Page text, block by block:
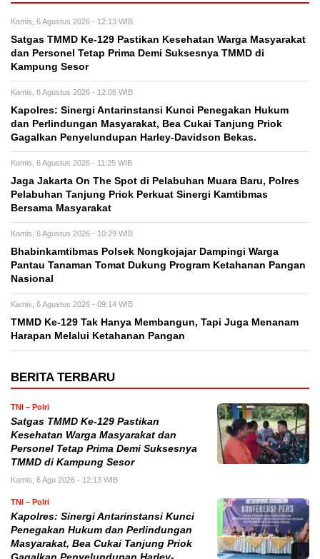
Kamis, 6 Agustus 2026 - 12:13 WIB
Satgas TMMD Ke-129 Pastikan Kesehatan Warga Masyarakat
dan Personel Tetap Prima Demi Suksesnya TMMD di
Kampung Sesor
Kamis, 6 Agustus 2026 - 12:06 WIB
Kapolres: Sinergi Antarinstansi Kunci Penegakan Hukum
dan Perlindungan Masyarakat, Bea Cukai Tanjung Priok
Gagalkan Penyelundupan Harley-Davidson Bekas.
Kamis, 6 Agustus 2026 - 11:25 WIB
Jaga Jakarta On The Spot di Pelabuhan Muara Baru, Polres
Pelabuhan Tanjung Priok Perkuat Sinergi Kamtibmas
Bersama Masyarakat
Kamis, 6 Agustus 2026 - 10:29 WIB
Bhabinkamtibmas Polsek Nongkojajar Dampingi Warga
Pantau Tanaman Tomat Dukung Program Ketahanan Pangan
Nasional
Kamis, 6 Agustus 2026 - 09:14 WIB
TMMD Ke-129 Tak Hanya Membangun, Tapi Juga Menanam
Harapan Melalui Ketahanan Pangan
BERITA TERBARU
TNI – Polri
Satgas TMMD Ke-129 Pastikan
Kesehatan Warga Masyarakat dan
Personel Tetap Prima Demi Suksesnya
TMMD di Kampung Sesor
Kamis, 6 Agu 2026 - 12:13 WIB
TNI – Polri
Kapolres: Sinergi Antarinstansi Kunci
Penegakan Hukum dan Perlindungan
Masyarakat, Bea Cukai Tanjung Priok